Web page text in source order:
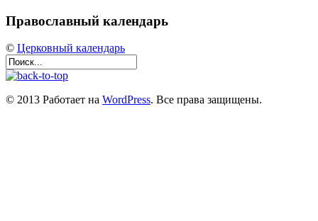
Православный календарь
© Церковный календарь
© 2013 Работает на WordPress. Все права защищены.